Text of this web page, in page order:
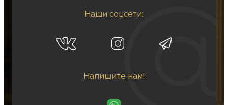
Наши соцсети:
Напишите нам!